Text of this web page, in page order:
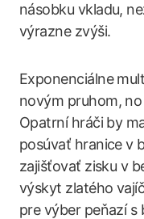
násobku vkladu,
výrazne zvýši.
Exponenciálne
novým pruhom,
Opatrní hráči by
posúvať hranice v
zajišťovať zisku v
výskyt zlatého
pre výber peňazí s